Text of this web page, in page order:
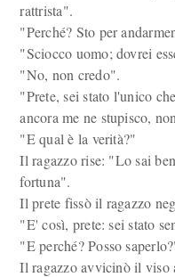
rattrista".
"Perché? Sto per
"Sciocco uomo; dovrei
"No, non credo".
"Prete, sei stato l'unico
ancora me ne stupisco,
"E qual è la verità?"
Il ragazzo rise: "Lo sai
fortuna".
Il prete fissò il ragazzo
"E' così, prete: sei stato
"E perché? Posso
Il ragazzo avvicinò il viso